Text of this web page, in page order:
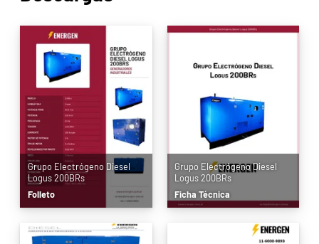
Grupo Electrógeno Diesel
Logus 200BRs
Folleto
Grupo Electrógeno Diesel
Logus 200BRs
Ficha Técnica